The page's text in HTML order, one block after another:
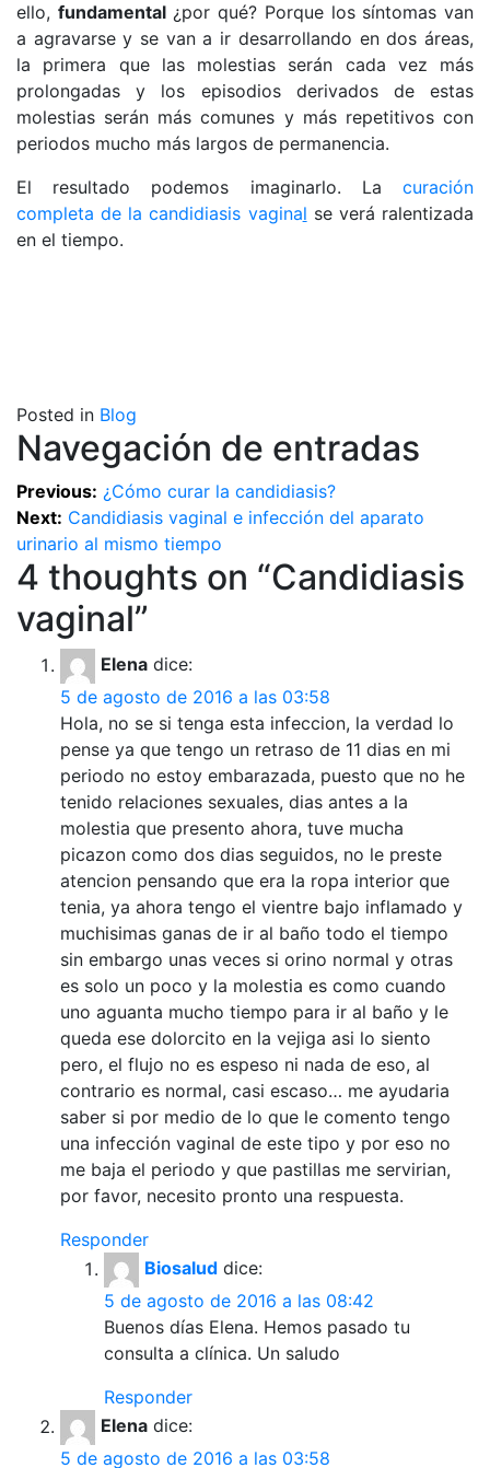
ello, fundamental¿por qué? Porque los síntomas van
a agravarse y se van a ir desarrollando en dos áreas,
la primera que las molestias serán cada vez más
prolongadas y los episodios derivados de estas
molestias serán más comunes y más repetitivos con
periodos mucho más largos de permanencia.
El resultado podemos imaginarlo. La curación
completa de la candidiasis vaginal se verá ralentizada
en el tiempo.
Posted in Blog
Navegación de entradas
Previous: ¿Cómo curar la candidiasis?
Next: Candidiasis vaginal e infección del aparato
urinario al mismo tiempo
4 thoughts on “Candidiasis
vaginal”
Elena dice:
5 de agosto de 2016 a las 03:58
Hola, no se si tenga esta infeccion, la verdad lo
pense ya que tengo un retraso de 11 dias en mi
periodo no estoy embarazada, puesto que no he
tenido relaciones sexuales, dias antes a la
molestia que presento ahora, tuve mucha
picazon como dos dias seguidos, no le preste
atencion pensando que era la ropa interior que
tenia, ya ahora tengo el vientre bajo inflamado y
muchisimas ganas de ir al baño todo el tiempo
sin embargo unas veces si orino normal y otras
es solo un poco y la molestia es como cuando
uno aguanta mucho tiempo para ir al baño y le
queda ese dolorcito en la vejiga asi lo siento
pero, el flujo no es espeso ni nada de eso, al
contrario es normal, casi escaso… me ayudaria
saber si por medio de lo que le comento tengo
una infección vaginal de este tipo y por eso no
me baja el periodo y que pastillas me servirian,
por favor, necesito pronto una respuesta.
Responder
Biosalud dice:
5 de agosto de 2016 a las 08:42
Buenos días Elena. Hemos pasado tu
consulta a clínica. Un saludo
Responder
Elena dice:
5 de agosto de 2016 a las 03:58